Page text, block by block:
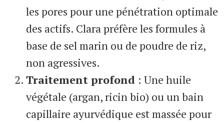
les pores pour une pénétration optimale
des actifs. Clara préfère les formules à
base de sel marin ou de poudre de riz,
non agressives.
Traitement profond : Une huile
végétale (argan, ricin bio) ou un bain
capillaire ayurvédique est massée pour